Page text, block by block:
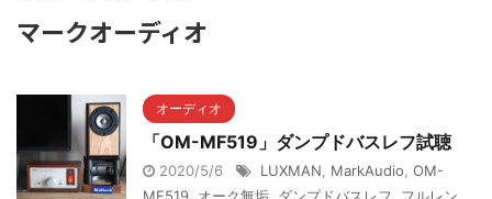
マークオーディオ
オーディオ
「OM-MF519」ダンプドバスレフ試聴
2020/5/6 LUXMAN MarkAudio OM-